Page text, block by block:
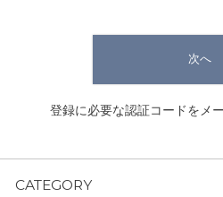
次へ
登録に必要な認証コードをメ
CATEGORY